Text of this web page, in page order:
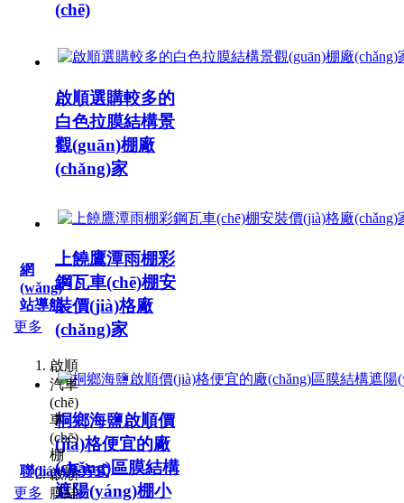
(chē)
啟順選購較多的
白色拉膜結構景
觀(guān)棚廠
(chǎng)家
上饒鷹潭雨棚彩
鋼瓦車(chē)棚安
裝價(jià)格廠
(chǎng)家
桐鄉海鹽啟順價
(jià)格便宜的廠
(chǎng)區膜結構
遮陽(yáng)棚小
網
(wǎng)
站導航
更多
啟順
汽車
(chē)
車
(chē)
棚
啟順
膜結
聯(lián)系方式
更多